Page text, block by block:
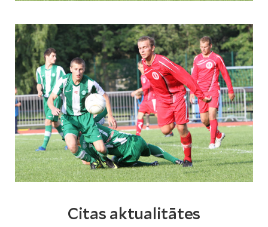
Citas aktualitātes